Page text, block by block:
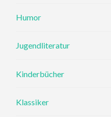
Humor
Jugendliteratur
Kinderbücher
Klassiker